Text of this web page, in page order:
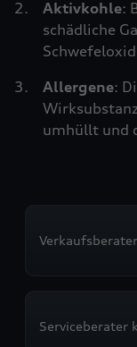
Aktivkohle:
schädliche
Allergene:
umhüllt und
Serviceberater